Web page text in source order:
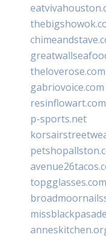
theloverose.com
gabriovoice.com
resinflowart.com
p-sports.net
topgglasses.com